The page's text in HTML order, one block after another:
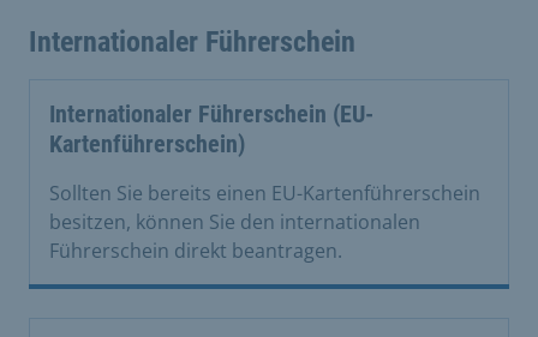
Internationaler Führerschein
Internationaler Führerschein (EU-
Kartenführerschein)
Sollten Sie bereits einen EU-Kartenführerschein
besitzen, können Sie den internationalen
Führerschein direkt beantragen.